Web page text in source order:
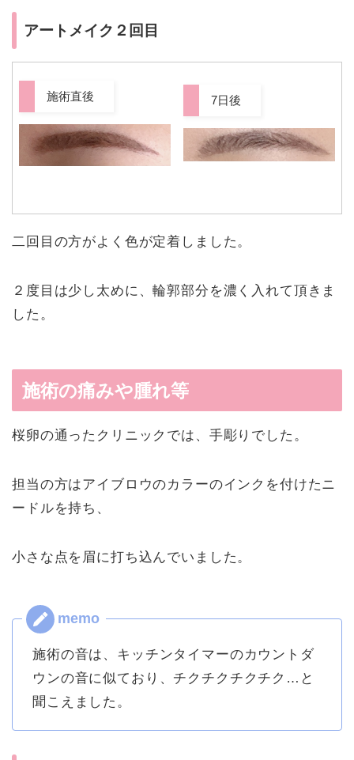
アートメイク２回目
施術直後 7日後
二回目の方がよく色が定着しました。
２度目は少し太めに、輪郭部分を濃く入れて頂きま
した。
施術の痛みや腫れ等
桜卵の通ったクリニックでは、手彫りでした。
担当の方はアイブロウのカラーのインクを付けたニ
ードルを持ち、
小さな点を眉に打ち込んでいました。
施術の音は、キッチンタイマーのカウントダ
ウンの音に似ており、チクチクチクチク…と
聞こえました。